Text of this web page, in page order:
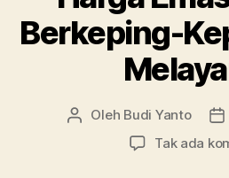
Berkeping-
Penulis
Oleh Budi Yanto
Tak ada